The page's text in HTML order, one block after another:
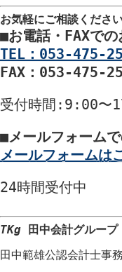
お気軽にご相談ください
■お電話・FAXで
TEL：053-475-
FAX：053-475-
受付時間 :9:00〜
■メールフォーム
メールフォームは
24時間受付中
TKg 田中会計グループ
田中範雄公認会計士事